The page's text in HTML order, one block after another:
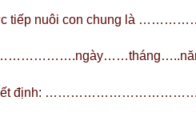
tiếp nuôi con chung là
quyết định: